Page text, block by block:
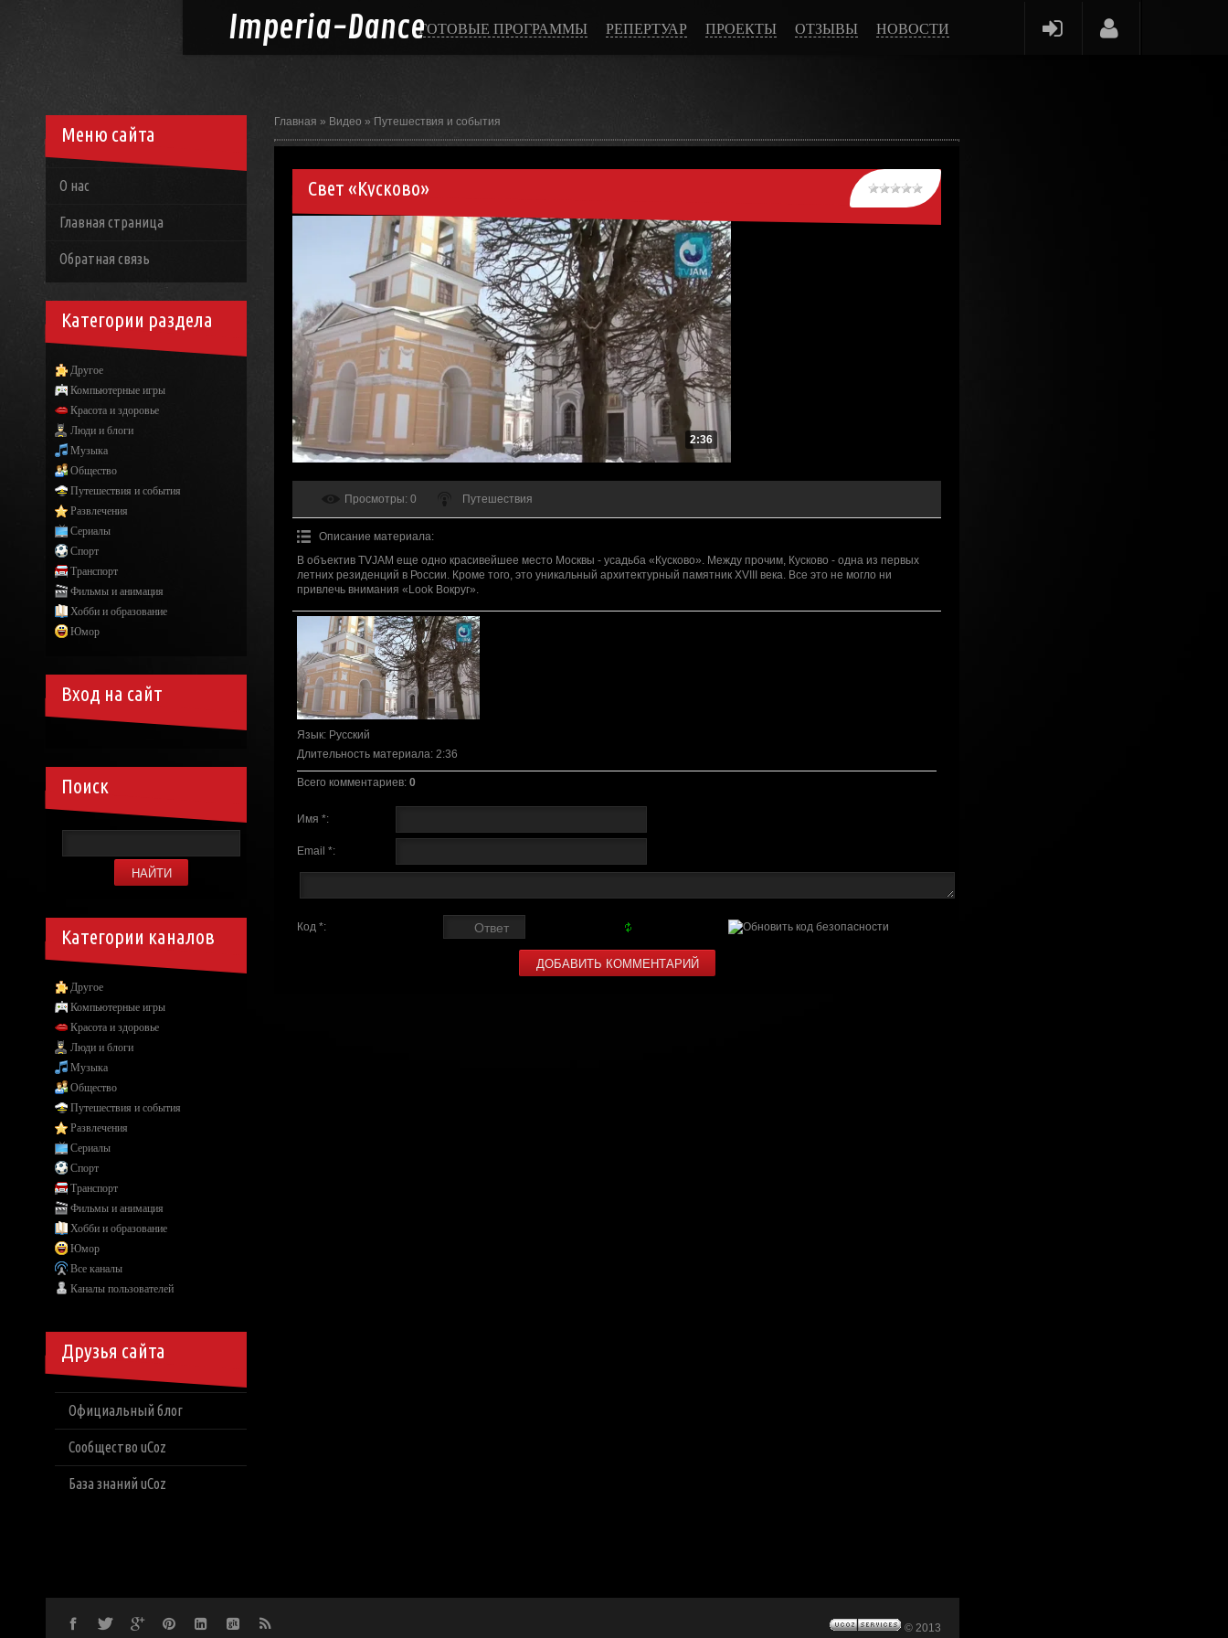
Imperia-DanceГОТОВЫЕ ПРОГРАММЫ РЕПЕРТУАР ПРОЕКТЫ ОТЗЫВЫ НОВОСТИ
Главная » Видео » Путешествия и события
Свет «Кусково»
2:36
Просмотры: 0 Путешествия
Описание материала:
В объектив TVJAM еще одно красивейшее место Москвы - усадьба «Кусково». Между прочим, Кусково - одна из первых
летних резиденций в России. Кроме того, это уникальный архитектурный памятник XVIII века. Все это не могло ни
привлечь внимания «Look Вокруг».
Язык: Русский
Длительность материала: 2:36
Всего комментариев: 0
Имя *:
Email *:
Код *:
Меню сайта
О нас
Главная страница
Обратная связь
Категории раздела
Другое
Компьютерные игры
Красота и здоровье
Люди и блоги
Музыка
Общество
Путешествия и события
Развлечения
Сериалы
Спорт
Транспорт
Фильмы и анимация
Хобби и образование
Юмор
Вход на сайт
Поиск
Категории каналов
Другое
Компьютерные игры
Красота и здоровье
Люди и блоги
Музыка
Общество
Путешествия и события
Развлечения
Сериалы
Спорт
Транспорт
Фильмы и анимация
Хобби и образование
Юмор
Все каналы
Каналы пользователей
Друзья сайта
Официальный блог
Сообщество uCoz
База знаний uCoz
© 2013